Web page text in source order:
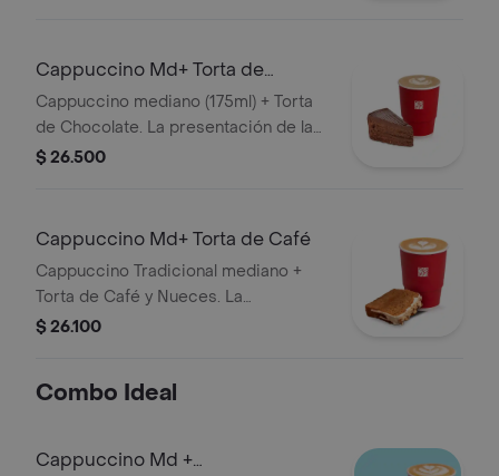
Cappuccino Md+ Torta de
Chocolate
Cappuccino mediano (175ml) + Torta
de Chocolate. La presentación de la
bebida puede variar para pedidos a
$ 26.500
Cappuccino Md+ Torta de Café
Cappuccino Tradicional mediano +
Torta de Café y Nueces. La
presentación de la bebida puede
$ 26.100
Combo Ideal
Cappuccino Md +